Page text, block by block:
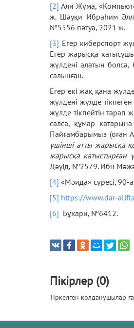
[2] Али Жұма,
ж. Шауқи Ибраһим
№5556 пәтуа, 2021 ж.
[3] Егер киберспорт
Егер жарысқа
жүлдені алатын
салынған.
Егер екі жақ қана
жүлдені жүлде
жүлде тікпейтін тарап
салса, құмар
Пайғамбарымыз (оған
үшінші атты жарысқа
жарысқа қатыстырған
Дәуід, №2579. Ибн
[4] «Мәида» сүресі, 90-
[5] https://www.dar-
[6] Бұхари, №6412.
Пікірлер (0)
Тіркелген қолданушылар